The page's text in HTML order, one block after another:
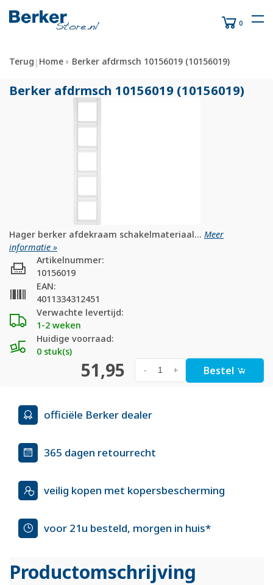
0
Terug | Home Berker afdrmsch 10156019 (10156019)
Berker afdrmsch 10156019 (10156019)
Hager berker afdekraam schakelmateriaal... Meer
informatie »
Verwachte levertijd:
1-2 weken
Huidige voorraad:
0 stuk(s)
Artikelnummer:
10156019
EAN:
4011334312451
51,95 +
- Bestel
officiële Berker dealer
365 dagen retourrecht
veilig kopen met kopersbescherming
voor 21u besteld, morgen in huis*
Productomschrijving